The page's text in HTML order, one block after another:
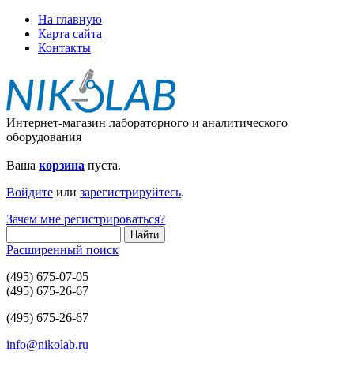
На главную
Карта сайта
Контакты
Интернет-магазин лабораторного и аналитического
оборудования
Ваша корзина пуста.
Войдите или зарегистрируйтесь.
Зачем мне регистрироваться?
Расширенный поиск
(495) 675-07-05
(495) 675-26-67
(495) 675-26-67
info@nikolab.ru